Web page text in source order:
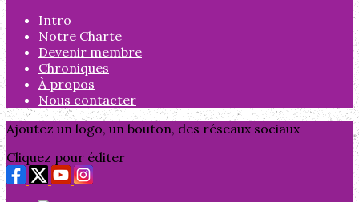
Intro
Notre Charte
Devenir membre
Chroniques
À propos
Nous contacter
Ajoutez un logo, un bouton, des réseaux sociaux
Cliquez pour éditer